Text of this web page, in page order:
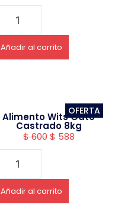
Añadir al carrito
OFERTA
Alimento Wits Gato
Castrado 8kg
$600 $ 588
Añadir al carrito